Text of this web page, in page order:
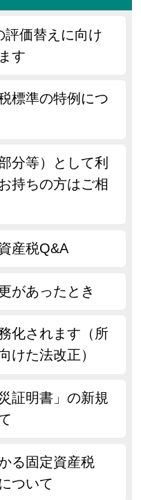
評価替えに向け
す
標準の特例につ
分等）として利
持ちの方はご相
産税Q&A
があったとき
化されます（所
けた法改正）
証明書」の新規
る固定資産税
ついて